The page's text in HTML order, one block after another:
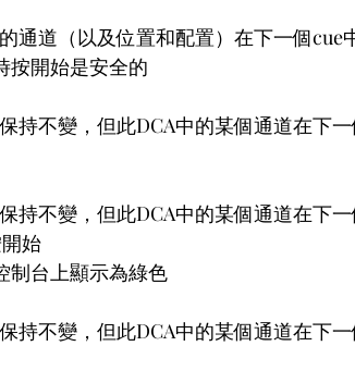
通道（以及位置和配置）在下一個cue
按開始是安全的
持不變，但此DCA中的某個通道在下
持不變，但此DCA中的某個通道在下
始
制台上顯示為綠色
持不變，但此DCA中的某個通道在下